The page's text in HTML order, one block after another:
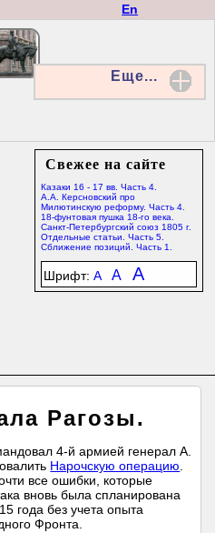
En
Еще...
Свежее на сайте
Казаки 16 - 17 вв. Часть 4.
А.А. Керсновский про
Милютинскую реформу. Часть 4.
18-фунтовая пушка 18-го века.
Санкт-Петербургский союз 1805 г.
Отдельные статьи. Часть 5.
Сближение позиций. Часть 1.
Шрифт: A A A
Рагозы.
4-й армией генерал А.
Нарочскую операцию
все ошибки, которые
вновь была спланирована
года без учета опыта
Фронта.